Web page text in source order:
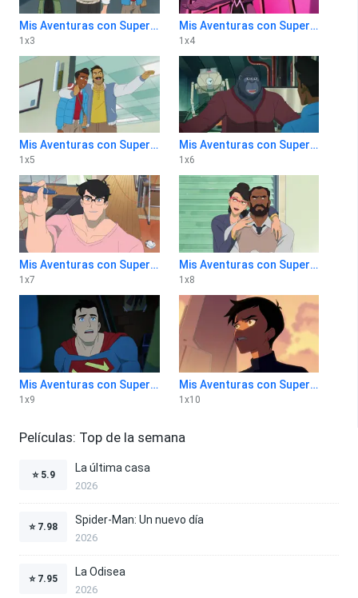
Mis Aventuras con Superman 1x3
1 x3
Mis Aventuras con Superman 1x4
1 x4
Mis Aventuras con Superman 1x5
1 x5
Mis Aventuras con Superman 1x6
1 x6
Mis Aventuras con Superman 1x7
1 x7
Mis Aventuras con Superman 1x8
1 x8
Mis Aventuras con Superman 1x9
1 x9
Mis Aventuras con Superman 1x10
1 x10
Películas: Top de la semana
⭐ 5.9
La última casa
2026
⭐ 7.98
Spider-Man: Un nuevo día
2026
⭐ 7.95
La Odisea
2026